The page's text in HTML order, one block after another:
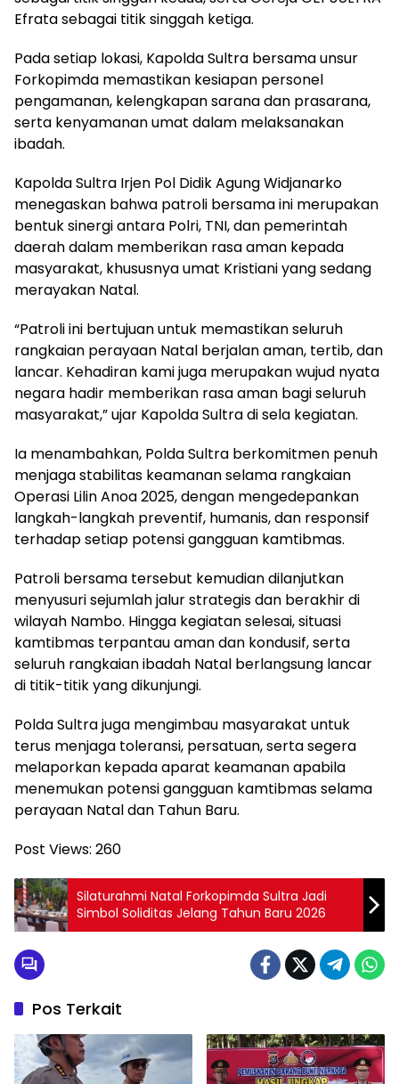
Efrata sebagai titik singgah ketiga.
Pada setiap lokasi, Kapolda Sultra bersama unsur
Forkopimda memastikan kesiapan personel
pengamanan, kelengkapan sarana dan prasarana,
serta kenyamanan umat dalam melaksanakan
ibadah.
Kapolda Sultra Irjen Pol Didik Agung Widjanarko
menegaskan bahwa patroli bersama ini merupakan
bentuk sinergi antara Polri, TNI, dan pemerintah
daerah dalam memberikan rasa aman kepada
masyarakat, khususnya umat Kristiani yang sedang
merayakan Natal.
“Patroli ini bertujuan untuk memastikan seluruh
rangkaian perayaan Natal berjalan aman, tertib, dan
lancar. Kehadiran kami juga merupakan wujud nyata
negara hadir memberikan rasa aman bagi seluruh
masyarakat,” ujar Kapolda Sultra di sela kegiatan.
Ia menambahkan, Polda Sultra berkomitmen penuh
menjaga stabilitas keamanan selama rangkaian
Operasi Lilin Anoa 2025, dengan mengedepankan
langkah-langkah preventif, humanis, dan responsif
terhadap setiap potensi gangguan kamtibmas.
Patroli bersama tersebut kemudian dilanjutkan
menyusuri sejumlah jalur strategis dan berakhir di
wilayah Nambo. Hingga kegiatan selesai, situasi
kamtibmas terpantau aman dan kondusif, serta
seluruh rangkaian ibadah Natal berlangsung lancar
di titik-titik yang dikunjungi.
Polda Sultra juga mengimbau masyarakat untuk
terus menjaga toleransi, persatuan, serta segera
melaporkan kepada aparat keamanan apabila
menemukan potensi gangguan kamtibmas selama
perayaan Natal dan Tahun Baru.
Post Views: 260
Silaturahmi Natal Forkopimda Sultra Jadi
Simbol Soliditas Jelang Tahun Baru 2026
Pos Terkait